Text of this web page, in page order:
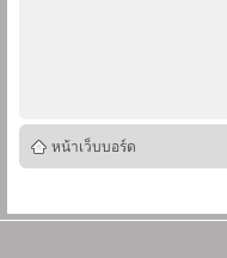
หน้าเว็บบอร์ด